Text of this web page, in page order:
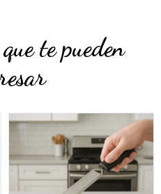
te pueden